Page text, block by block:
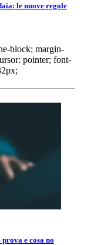
le nuove regole
block; margin-
pointer; font-
e cosa no